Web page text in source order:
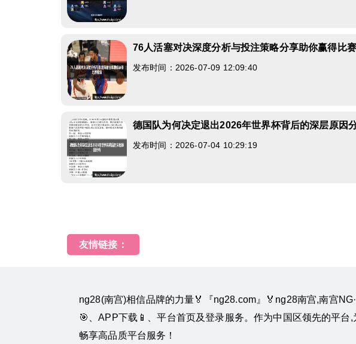
76人活塞对决深度分析与投注策略分享助你赢得比
发布时间：2026-07-09 12:09:40
德国队为何决定退出2026年世界杯背后的深层原因
发布时间：2026-07-04 10:29:19
友情链接：
ng28(南宫)相信品牌的力量🏅『ng28.com』🏅ng28南宫,南宫
🎯、APP下载📱、平台首页及登录服务。作为中国区领先的平
畅享高品质平台服务！